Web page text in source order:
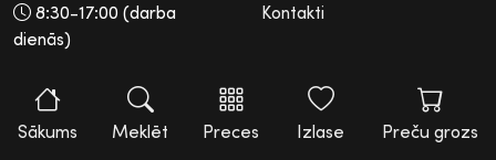
Sākums Meklēt Preces Izlase Preču grozs
8:30-17:00 (darba
dienās)
Kontakti
2026 © Hestio AS
Visas tiesības rezervētas. Informācijas pārpublicēšana bez
rakstiskas atļaujas aizliegta.